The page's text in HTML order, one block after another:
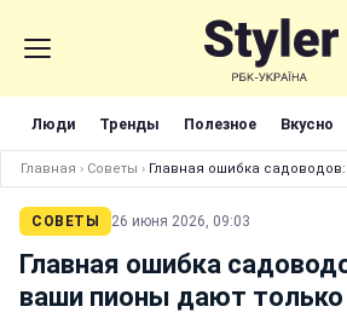
Люди Тренды Полезное Вкусно
Главная › Советы › Главная ошибка
СОВЕТЫ 26 июня 2026, 09:03
Главная ошибка
ваши пионы дают только